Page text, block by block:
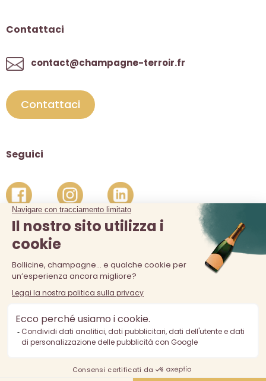
Contattaci
contact@champagne-terroir.fr
Contattaci
Seguici
La vendita di alcolici è vietata ai minori di 18 anni. L'abuso di